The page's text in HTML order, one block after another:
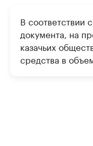
В соответствии
документа, на
казачьих
средства в